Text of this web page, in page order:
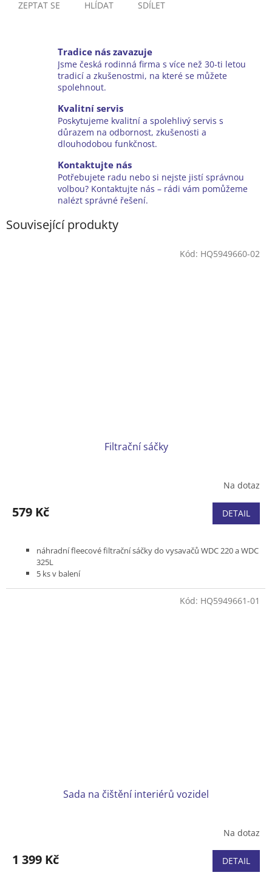
ZEPTAT SE HLÍDAT SDÍLET
Tradice nás zavazuje
Jsme česká rodinná firma s více než 30-ti letou
tradicí a zkušenostmi, na které se můžete
spolehnout.
Kvalitní servis
Poskytujeme kvalitní a spolehlivý servis s
důrazem na odbornost, zkušenosti a
dlouhodobou funkčnost.
Kontaktujte nás
Potřebujete radu nebo si nejste jistí správnou
volbou? Kontaktujte nás – rádi vám pomůžeme
nalézt správné řešení.
Související produkty
Filtrační sáčky
Na dotaz
579 Kč DETAIL
náhradní fleecové filtrační sáčky do vysavačů WDC 220 a WDC
325L
5 ks v balení
Kód: HQ5949660-02
Sada na čištění interiérů vozidel
Na dotaz
1 399 Kč DETAIL
Kód: HQ5949661-01